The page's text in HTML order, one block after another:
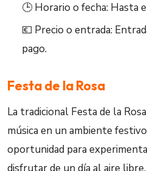
🕒 Horario o fecha: Hasta
💶 Precio o entrada:
pago.
Festa de la Rosa
La tradicional Festa de la
música en un ambiente
oportunidad para